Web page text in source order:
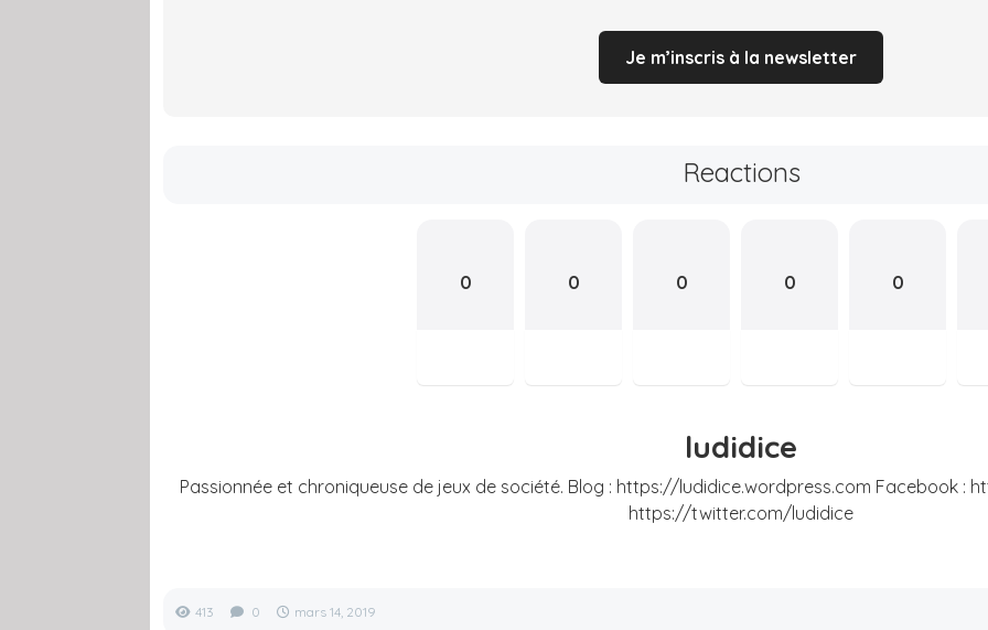
Je m’inscris à la newsletter
Reactions
0 0 0 0 0
ludidice
Passionnée et chroniqueuse de jeux de société. Blog : https://ludidice.wordpress.com Facebook
https://twitter.com/ludidice
413 0 mars 14, 2019